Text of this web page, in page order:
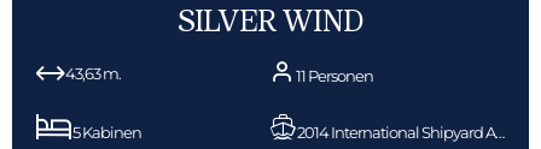
SILVER WIND
43,63 m. 11 Personen
5 Kabinen 2014 International Shipyard Ancona